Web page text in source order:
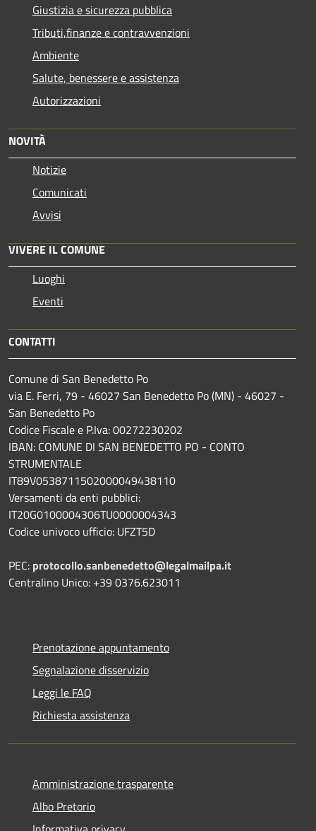
Giustizia e sicurezza pubblica
Tributi,finanze e contravvenzioni
Ambiente
Salute, benessere e assistenza
Autorizzazioni
NOVITÀ
Notizie
Comunicati
Avvisi
VIVERE IL COMUNE
Luoghi
Eventi
CONTATTI
Comune di San Benedetto Po
via E. Ferri, 79 - 46027 San Benedetto Po (MN) - 46027 -
San Benedetto Po
Codice Fiscale e P.Iva: 00272230202
IBAN: COMUNE DI SAN BENEDETTO PO - CONTO
STRUMENTALE
IT89V0538711502000049438110
Versamenti da enti pubblici:
IT20G0100004306TU0000004343
Codice univoco ufficio: UFZT5D
PEC: protocollo.sanbenedetto@legalmailpa.it
Centralino Unico: +39 0376.623011
Prenotazione appuntamento
Segnalazione disservizio
Leggi le FAQ
Richiesta assistenza
Amministrazione trasparente
Albo Pretorio